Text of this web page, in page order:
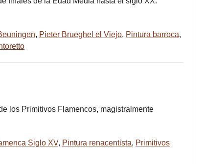
, Pieter Brueghel el Viejo, Pintura barroca,
los Primitivos Flamencos, magistralmente
Siglo XV, Pintura renacentista, Primitivos